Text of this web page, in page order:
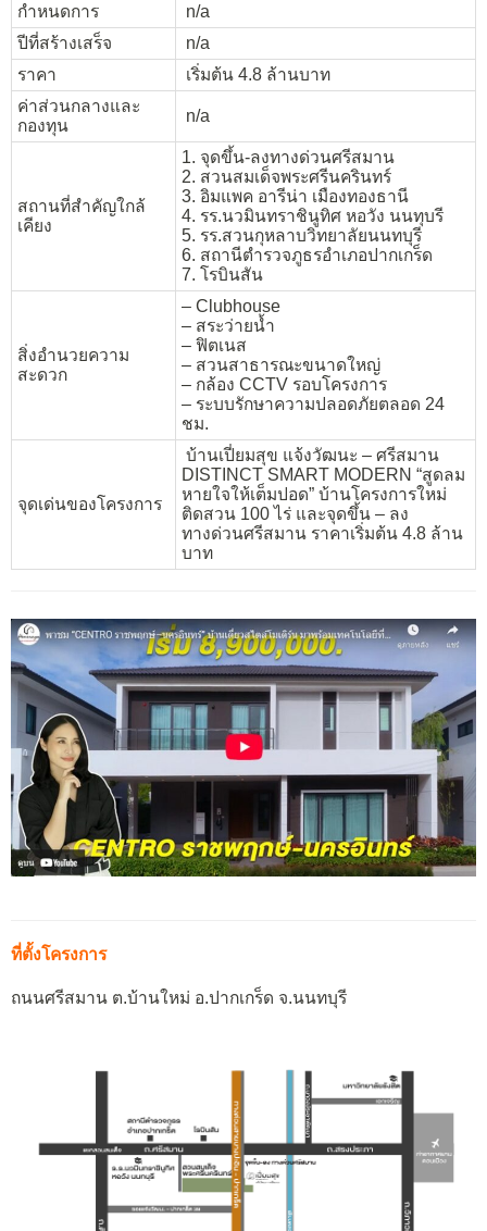
กำหนดการ
n/a
ปีที่สร้างเสร็จ
n/a
ราคา
เริ่มต้น 4.8 ล้านบาท
ค่าส่วนกลางและ
กองทุน
n/a
สถานที่สำคัญใกล้
เคียง
1. จุดขึ้น-ลงทางด่วนศรีสมาน
2. สวนสมเด็จพระศรีนครินทร์
3. อิมแพค อารีน่า เมืองทองธานี
4. รร.นวมินทราชินูทิศ หอวัง นนทุบรี
5. รร.สวนกุหลาบวิทยาลัยนนทบุรี
6. สถานีตำรวจภูธรอำเภอปากเกร็ด
7. โรบินสัน
สิ่งอำนวยความ
สะดวก
– Clubhouse
– สระว่ายน้ำ
– ฟิตเนส
– สวนสาธารณะขนาดใหญ่
– กล้อง CCTV รอบโครงการ
– ระบบรักษาความปลอดภัยตลอด 24
ชม.
จุดเด่นของโครงการ
บ้านเปี่ยมสุข แจ้งวัฒนะ – ศรีสมาน
DISTINCT SMART MODERN “สูดลม
หายใจให้เต็มปอด” บ้านโครงการใหม่
ติดสวน 100 ไร่ และจุดขึ้น – ลง
ทางด่วนศรีสมาน ราคาเริ่มต้น 4.8 ล้าน
บาท
ที่ตั้งโครงการ
ถนนศรีสมาน ต.บ้านใหม่ อ.ปากเกร็ด จ.นนทบุรี